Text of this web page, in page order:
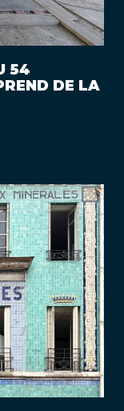
54
DE LA